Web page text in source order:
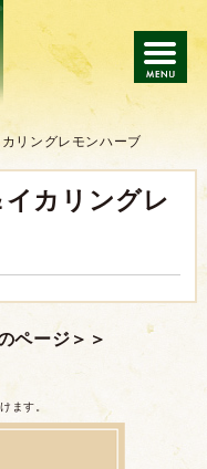
リングレモンハーブ
カリングレ
ます。